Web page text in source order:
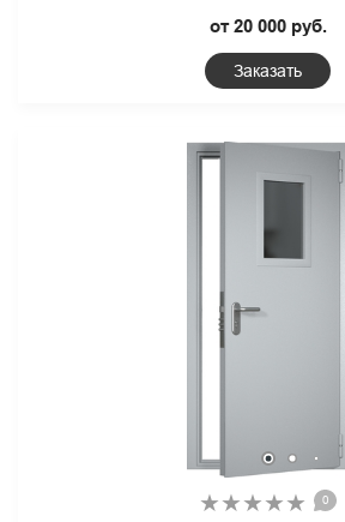
от 20 000 руб.
Заказать
0